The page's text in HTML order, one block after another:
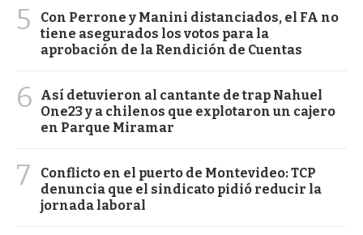
5
Con Perrone y Manini distanciados, el FA no
tiene asegurados los votos para la
aprobación de la Rendición de Cuentas
6
Así detuvieron al cantante de trap Nahuel
One23 y a chilenos que explotaron un cajero
en Parque Miramar
7
Conflicto en el puerto de Montevideo: TCP
denuncia que el sindicato pidió reducir la
jornada laboral